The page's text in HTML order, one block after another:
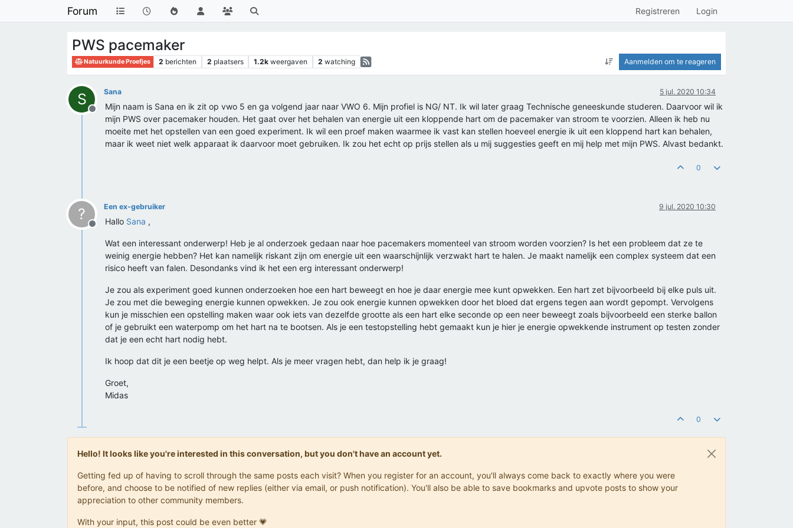
Forum Registreren Login
PWS pacemaker
Natuurkunde Proefjes 2 berichten 2 plaatsers 1.2k weergaven 2 watching Aanmelden om te reageren
S
Offline
Sana 5 jul. 2020 10:34
Mijn naam is Sana en ik zit op vwo 5 en ga volgend jaar naar VWO 6. Mijn profiel is NG/ NT. Ik wil later graag Technische geneeskunde studeren. Daarvoor wil ik
mijn PWS over pacemaker houden. Het gaat over het behalen van energie uit een kloppende hart om de pacemaker van stroom te voorzien. Alleen ik heb nu
moeite met het opstellen van een goed experiment. Ik wil een proef maken waarmee ik vast kan stellen hoeveel energie ik uit een kloppend hart kan behalen,
maar ik weet niet welk apparaat ik daarvoor moet gebruiken. Ik zou het echt op prijs stellen als u mij suggesties geeft en mij help met mijn PWS. Alvast bedankt.
0
?
Offline
Een ex-gebruiker 9 jul. 2020 10:30
Hallo Sana ,
Wat een interessant onderwerp! Heb je al onderzoek gedaan naar hoe pacemakers momenteel van stroom worden voorzien? Is het een probleem dat ze te
weinig energie hebben? Het kan namelijk riskant zijn om energie uit een waarschijnlijk verzwakt hart te halen. Je maakt namelijk een complex systeem dat een
risico heeft van falen. Desondanks vind ik het een erg interessant onderwerp!
Je zou als experiment goed kunnen onderzoeken hoe een hart beweegt en hoe je daar energie mee kunt opwekken. Een hart zet bijvoorbeeld bij elke puls uit.
Je zou met die beweging energie kunnen opwekken. Je zou ook energie kunnen opwekken door het bloed dat ergens tegen aan wordt gepompt. Vervolgens
kun je misschien een opstelling maken waar ook iets van dezelfde grootte als een hart elke seconde op een neer beweegt zoals bijvoorbeeld een sterke ballon
of je gebruikt een waterpomp om het hart na te bootsen. Als je een testopstelling hebt gemaakt kun je hier je energie opwekkende instrument op testen zonder
dat je een echt hart nodig hebt.
Ik hoop dat dit je een beetje op weg helpt. Als je meer vragen hebt, dan help ik je graag!
Groet,
Midas
0
Hello! It looks like you're interested in this conversation, but you don't have an account yet.
Getting fed up of having to scroll through the same posts each visit? When you register for an account, you'll always come back to exactly where you were
before, and choose to be notified of new replies (either via email, or push notification). You'll also be able to save bookmarks and upvote posts to show your
appreciation to other community members.
With your input, this post could be even better 💗